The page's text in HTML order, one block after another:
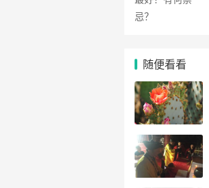
随便看看